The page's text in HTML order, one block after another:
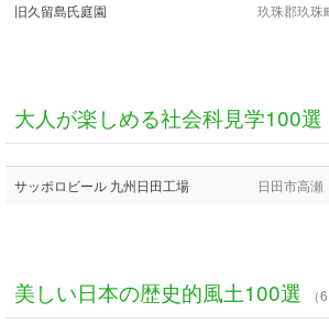
旧久留島氏庭園 玖珠郡玖珠
大人が楽しめる社会科見学100選
サッポロビール 九州日田工場 日田市高瀬
美しい日本の歴史的風土100選 （